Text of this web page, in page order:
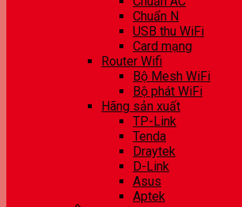
Chuẩn N
USB thu WiFi
Card mạng
Router Wifi
Bộ Mesh WiFi
Bộ phát WiFi
Hãng sản xuất
TP-Link
Tenda
Draytek
D-Link
Asus
Aptek